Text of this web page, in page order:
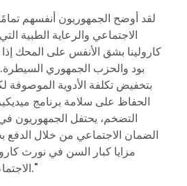
الاجتماعي والرعاية الطبية
كارولينا بشق الأنفس على المحك
بود والحزب الجمهوري السيطرة.
بتخفيض تكلفة الأدوية الموصوفة
الحفاظ على سلامة برنامج
التضخم، يحتفل الجمهوريون في
الضمان الاجتماعي من خلال
مزايا كبار السن في نورث
الاجتماعي والرعاية الطبية تمامًا."